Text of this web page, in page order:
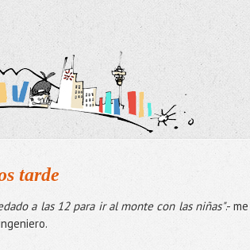
tarde
a las 12 para ir al monte con las niñas".- me